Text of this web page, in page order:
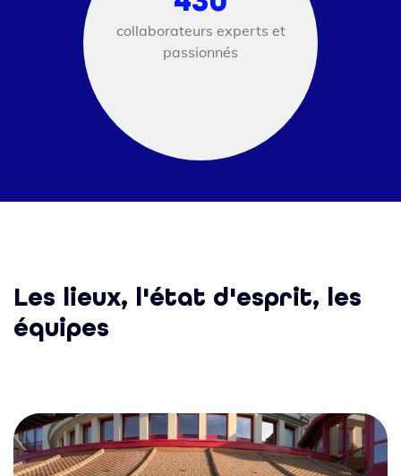
collaborateurs experts et
passionnés
Les lieux, l'état d'esprit, les
équipes